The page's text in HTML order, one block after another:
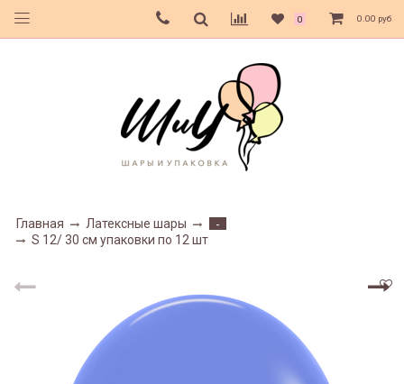
0 0.00 руб
Главная Латексные шары
-
S 12/ 30 см упаковки по 12 шт